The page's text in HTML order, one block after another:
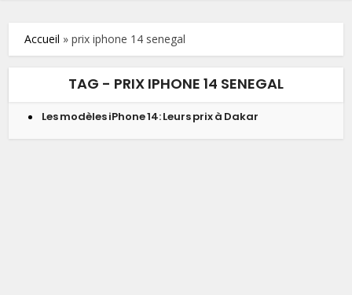
Accueil »prix iphone 14 senegal
TAG - PRIX IPHONE 14 SENEGAL
Les modèles iPhone 14: Leurs prix à Dakar